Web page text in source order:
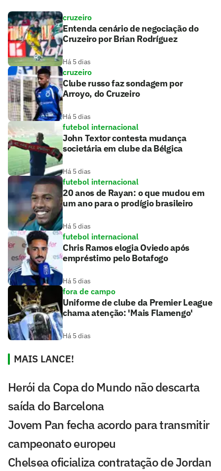
cruzeiro
Entenda cenário de negociação do
Cruzeiro por Brian Rodríguez
Há 5 dias
cruzeiro
Clube russo faz sondagem por
Arroyo, do Cruzeiro
Há 5 dias
futebol internacional
John Textor contesta mudança
societária em clube da Bélgica
Há 5 dias
futebol internacional
20 anos de Rayan: o que mudou em
um ano para o prodígio brasileiro
Há 5 dias
futebol internacional
Chris Ramos elogia Oviedo após
empréstimo pelo Botafogo
Há 5 dias
fora de campo
Uniforme de clube da Premier League
chama atenção: 'Mais Flamengo'
Há 5 dias
MAIS LANCE!
Herói da Copa do Mundo não descarta
saída do Barcelona
Jovem Pan fecha acordo para transmitir
campeonato europeu
Chelsea oficializa contratação de Jordan